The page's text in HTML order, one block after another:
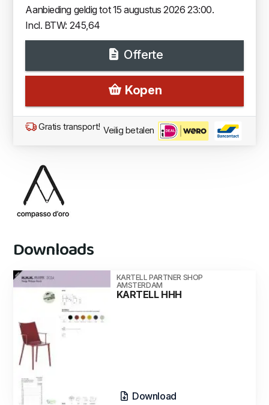
Aanbieding geldig tot 15 augustus 2026 23:00.
Incl. BTW: 245,64
Offerte
Kopen
Gratis transport! Veilig betalen
Downloads
KARTELL PARTNER SHOP
AMSTERDAM
KARTELL HHH
Download